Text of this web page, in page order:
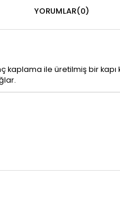
YORUMLAR(0)
kaplama ile üretilmiş bir kapı